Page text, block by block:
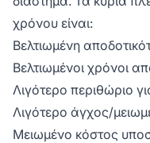
χρόνου είναι:
Βελτιωμένη
Βελτιωμένοι χρόνοι
Λιγότερο περιθώριο
Λιγότερο άγχος/
Μειωμένο κόστος